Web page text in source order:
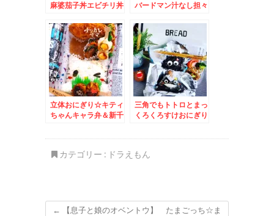
麻婆茄子丼エビチリ丼
♪
バードマン汁なし担々
んぽん♪
立体おにぎり☆キティ
ちゃんキャラ弁＆新千
三角でもトトロとまっ
くろくろすけおにぎり
♪(*´艸`*)
カテゴリー : ドラえもん
←
【息子と娘のオベントウ】 たまごっち☆ま